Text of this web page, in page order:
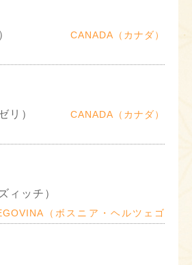
CANADA（カナダ）
リ）
CANADA（カナダ）
ィッチ）
（ボスニア・ヘルツェゴ